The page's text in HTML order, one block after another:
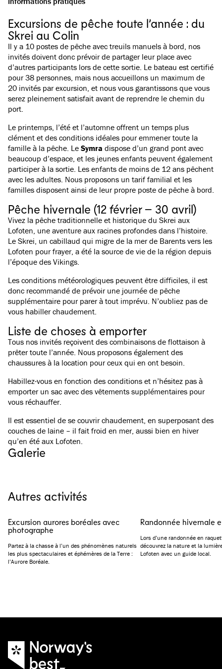
Excursions de pêche toute l’année : du
Skrei au Colin
Il y a 10 postes de pêche avec treuils manuels à bord, nos
invités doivent donc prévoir de partager leur place avec
d’autres participants lors de cette sortie. Le bateau est certifié
pour 38 personnes, mais nous accueillons un maximum de
20 invités par excursion, et nous vous garantissons que vous
serez pleinement satisfait avant de reprendre le chemin du
port.
Le printemps, l’été et l’automne offrent un temps plus
clément et des conditions idéales pour emmener toute la
famille à la pêche. Le Symra dispose d’un grand pont avec
beaucoup d’espace, et les jeunes enfants peuvent également
participer à la sortie. Les enfants de moins de 12 ans pêchent
avec les adultes. Nous proposons un tarif familial et les
familles disposent ainsi de leur propre poste de pêche à bord.
Pêche hivernale (12 février – 30 avril)
Vivez la pêche traditionnelle et historique du Skrei aux
Lofoten, une aventure aux racines profondes dans l’histoire.
Le Skrei, un cabillaud qui migre de la mer de Barents vers les
Lofoten pour frayer, a été la source de vie de la région depuis
l’époque des Vikings.
Les conditions météorologiques peuvent être difficiles, il est
donc recommandé de prévoir une journée de pêche
supplémentaire pour parer à tout imprévu. N’oubliez pas de
vous habiller chaudement.
Liste de choses à emporter
Tous nos invités reçoivent des combinaisons de flottaison à
prêter toute l’année. Nous proposons également des
chaussures à la location pour ceux qui en ont besoin.
Habillez-vous en fonction des conditions et n’hésitez pas à
emporter un sac avec des vêtements supplémentaires pour
vous réchauffer.
Il est essentiel de se couvrir chaudement, en superposant des
couches de laine – il fait froid en mer, aussi bien en hiver
qu’en été aux Lofoten.
Galerie
Autres activités
Excursion aurores boréales avec
photographe
Partez à la chasse à l’un des phénomènes naturels
les plus spectaculaires et éphémères de la Terre :
l’Aurore Boréale.
Randonnée hivernale
Lors d’une randonnée en
découvrez la nature et la
Lofoten avec un guide local.